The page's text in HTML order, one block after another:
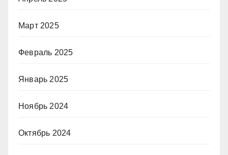
Март 2025
Февраль 2025
Январь 2025
Ноябрь 2024
Октябрь 2024